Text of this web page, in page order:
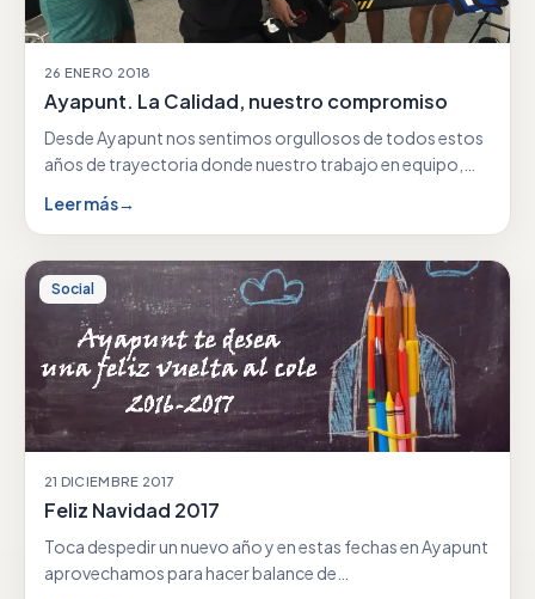
26 ENERO 2018
Ayapunt. La Calidad, nuestro compromiso
Desde Ayapunt nos sentimos orgullosos de todos estos
años de trayectoria donde nuestro trabajo en equipo,
Leer más→
Social
21 DICIEMBRE 2017
Feliz Navidad 2017
Toca despedir un nuevo año y en estas fechas en Ayapunt
aprovechamos para hacer balance de…